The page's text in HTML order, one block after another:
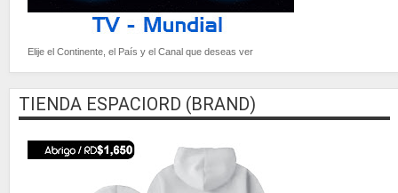
Elije el Continente, el País y el Canal que deseas ver
TIENDA ESPACIORD (BRAND)